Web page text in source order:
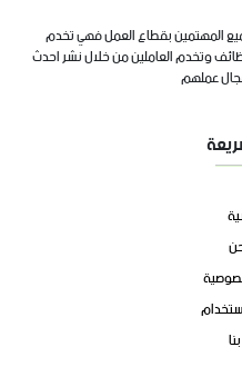
المهتمين بقطاع العمل فهي تخدم
وتخدم العاملين من خلال نشر احدث
عملهم